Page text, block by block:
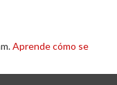
Aprende cómo se